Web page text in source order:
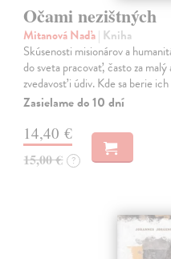
Očami nezištných
Mitanová Naďa| Kniha
Skúsenosti misionárov a
do sveta pracovať, často za
zvedavosť i údiv. Kde sa berie
Zasielame do 10 dní
14,40 €
15,00 € ?